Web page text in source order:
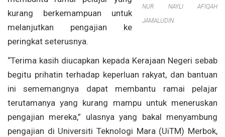
NUR NAYLI AFIQAH
JAMALUDIN.
kurang berkemampuan untuk
melanjutkan pengajian ke
peringkat seterusnya.
“Terima kasih diucapkan kepada Kerajaan Negeri sebab
begitu prihatin terhadap keperluan rakyat, dan bantuan
ini sememangnya dapat membantu ramai pelajar
terutamanya yang kurang mampu untuk meneruskan
pengajian mereka,” ulasnya yang bakal menyambung
pengajian di Universiti Teknologi Mara (UiTM) Merbok,